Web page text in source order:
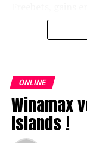
tickets de
100 000 €
L’aventure ne
elle se poursuit
les plus
aux tournois
ONLINE
Winamax
Islands !